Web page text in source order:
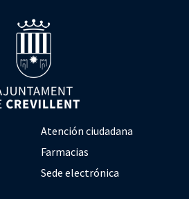
Atención ciudadana
Farmacias
Sede electrónica